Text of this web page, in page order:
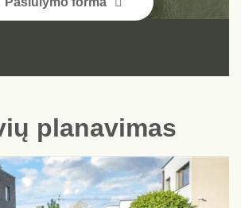
planavimas